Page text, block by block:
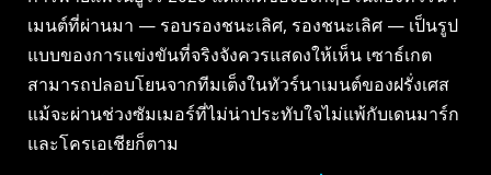
เมนต์ที่ผ่านมา — รอบรองชนะเลิศ, รองชนะเลิศ — เป็นรูป
แบบของการแข่งขันที่จริงจังควรแสดงให้เห็น เซาธ์เกต
สามารถปลอบโยนจากทีมเต็งในทัวร์นาเมนต์ของฝรั่งเศส
แม้จะผ่านช่วงซัมเมอร์ที่ไม่น่าประทับใจไม่แพ้กับเดนมาร์ก
และโครเอเชียก็ตาม